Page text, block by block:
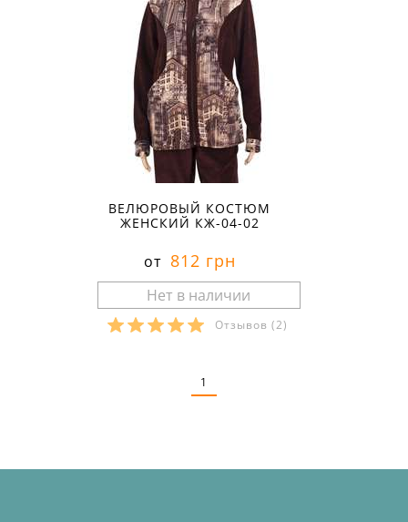
ВЕЛЮРОВЫЙ КОСТЮМ
ЖЕНСКИЙ КЖ-04-02
от 812 грн
Отзывов (2)
1